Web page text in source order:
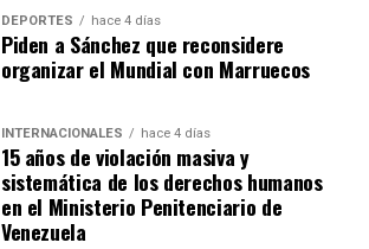
DEPORTES hace 4 días
Piden a Sánchez que reconsidere
organizar el Mundial con Marruecos
INTERNACIONALES hace 4 días
15 años de violación masiva y
sistemática de los derechos humanos
en el Ministerio Penitenciario de
Venezuela